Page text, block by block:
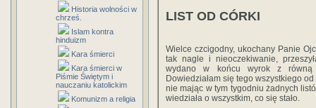
Historia wolności w
chrześ.
Islam kontra
hinduizm
Kara śmierci
Kara śmierci w
Piśmie Świętym i
nauczaniu katolickim
Komunizm a religia
LIST OD CÓRKI
Wielce czcigodny, ukochany Panie
tak nagle i nieoczekiwanie,
wydano w końcu wyrok z równą
Dowiedziałam się tego wszystkiego
nie mając w tym tygodniu żadnych
wiedziała o wszystkim, co się stało.